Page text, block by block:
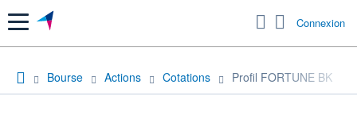
Menu Connexion
Bourse Actions Cotations Profil FORTUNE BK